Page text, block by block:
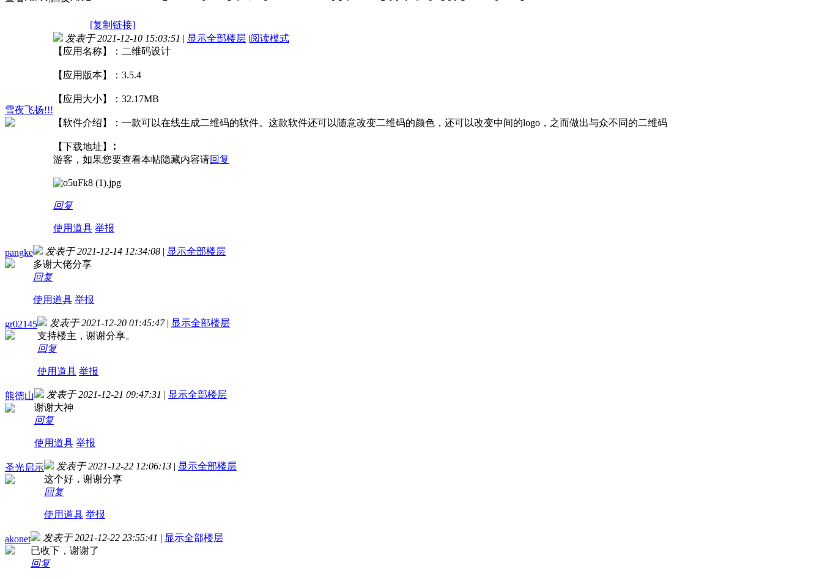
[复制链接]
雪夜飞扬!!!
发表于 2021-12-10 15:03:51 | 显示全部楼层 |阅读模式
【应用名称】：二维码设计
【应用版本】：3.5.4
【应用大小】：32.17MB
【软件介绍】：一款可以在线生成二维码的软件。这款软件还可以随意改变二维码的颜色，还可以改变中间的logo，之而做出与众不同的二维码
【下载地址】∶
游客，如果您要查看本帖隐藏内容请回复
回复
使用道具 举报
pangke 发表于 2021-12-14 12:34:08 | 显示全部楼层
多谢大佬分享
回复
使用道具 举报
gr02145 发表于 2021-12-20 01:45:47 | 显示全部楼层
支持楼主，谢谢分享。
回复
使用道具 举报
熊德山 发表于 2021-12-21 09:47:31 | 显示全部楼层
谢谢大神
回复
使用道具 举报
圣光启示 发表于 2021-12-22 12:06:13 | 显示全部楼层
这个好，谢谢分享
回复
使用道具 举报
akonet 发表于 2021-12-22 23:55:41 | 显示全部楼层
已收下，谢谢了
回复